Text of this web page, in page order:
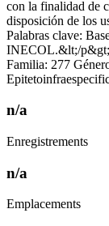
con la finalidad de
disposición de los
Palabras clave:
INECOL.&lt;/p&gt;
Familia: 277
n/a
Enregistrements
n/a
Emplacements